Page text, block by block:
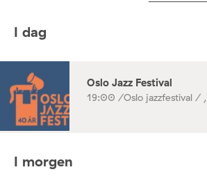
I dag
Oslo Jazz Festival
19:00 /Oslo jazzfestival / ,
I morgen